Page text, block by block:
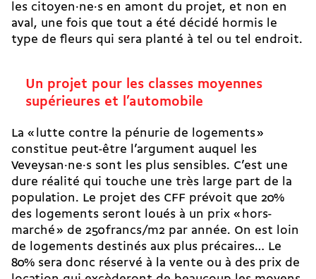
les citoyen·ne·s en amont du projet, et non en
aval, une fois que tout a été décidé hormis le
type de fleurs qui sera planté à tel ou tel endroit.
Un projet pour les classes moyennes
supérieures et l’automobile
La « lutte contre la pénurie de logements »
constitue peut-être l’argument auquel les
Veveysan·ne·s sont les plus sensibles. C’est une
dure réalité qui touche une très large part de la
population. Le projet des CFF prévoit que 20%
des logements seront loués à un prix « hors-
marché » de 250 francs/m2 par année. On est loin
de logements destinés aux plus précaires… Le
80% sera donc réservé à la vente ou à des prix de